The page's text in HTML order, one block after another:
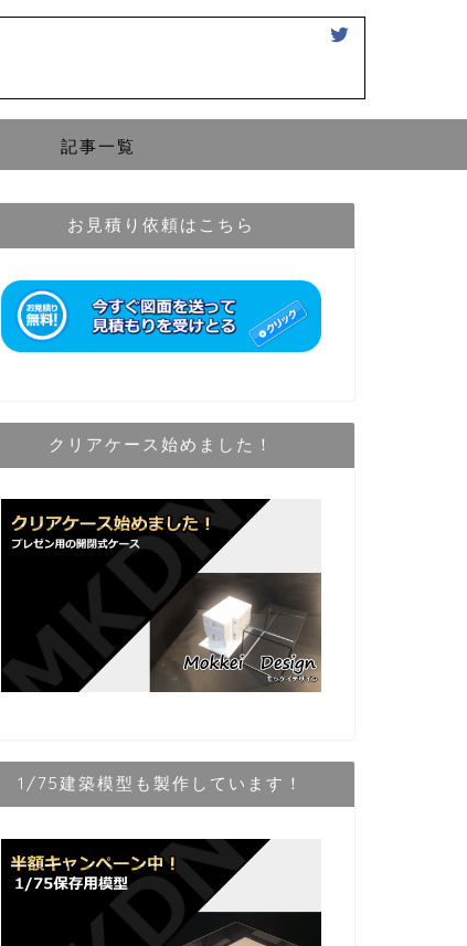
記事一覧
お見積り依頼はこちら
クリアケース始めました！
1/75建築模型も製作しています！